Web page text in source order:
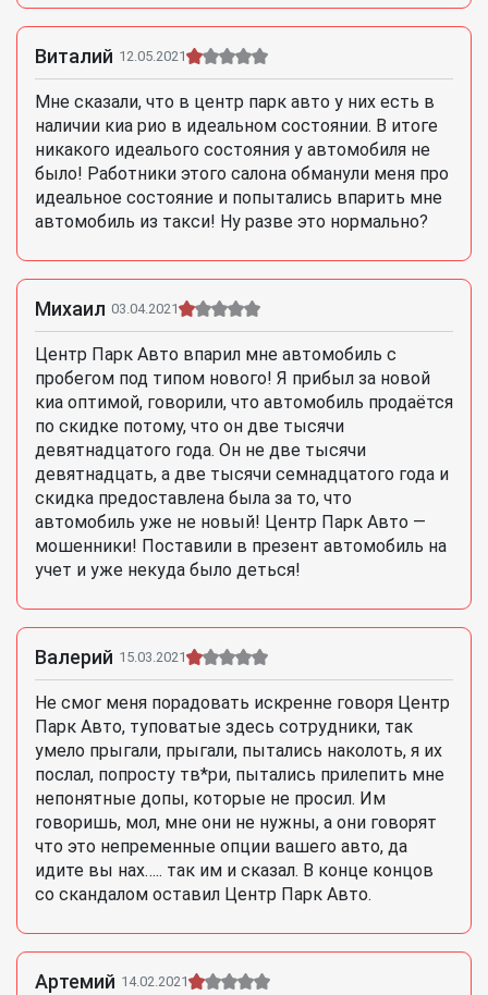
Виталий 12.05.2021
Мне сказали, что в центр парк авто у них есть в
наличии киа рио в идеальном состоянии. В итоге
никакого идеалього состояния у автомобиля не
было! Работники этого салона обманули меня про
идеальное состояние и попытались впарить мне
автомобиль из такси! Ну разве это нормально?
Михаил 03.04.2021
Центр Парк Авто впарил мне автомобиль с
пробегом под типом нового! Я прибыл за новой
киа оптимой, говорили, что автомобиль продаётся
по скидке потому, что он две тысячи
девятнадцатого года. Он не две тысячи
девятнадцать, а две тысячи семнадцатого года и
скидка предоставлена была за то, что
автомобиль уже не новый! Центр Парк Авто —
мошенники! Поставили в презент автомобиль на
учет и уже некуда было деться!
Валерий 15.03.2021
Не смог меня порадовать искренне говоря Центр
Парк Авто, туповатые здесь сотрудники, так
умело прыгали, прыгали, пытались наколоть, я их
послал, попросту тв*ри, пытались прилепить мне
непонятные допы, которые не просил. Им
говоришь, мол, мне они не нужны, а они говорят
что это непременные опции вашего авто, да
идите вы нах….. так им и сказал. В конце концов
со скандалом оставил Центр Парк Авто.
Артемий 14.02.2021